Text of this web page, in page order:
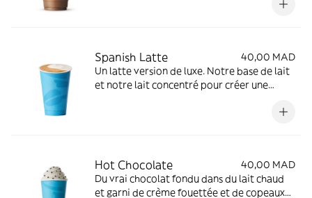
Spanish Latte
40,00 MAD
Un latte version de luxe. Notre base de lait
et notre lait concentré pour créer une
Hot Chocolate
40,00 MAD
Du vrai chocolat fondu dans du lait chaud
et garni de crème fouettée et de copeaux